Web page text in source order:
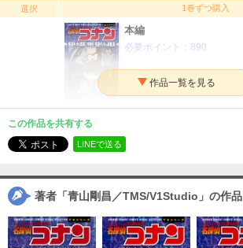
作者 青山剛昌／TMS/V1Studio
少年／サスペンス・ミステリー
週刊少年サンデー
小学館
選択 1巻ずつ購入
本編
必要ポイント： 890
この作品を共有する
LINEで送る
著者「青山剛昌／TMS/V1Studio」の作品